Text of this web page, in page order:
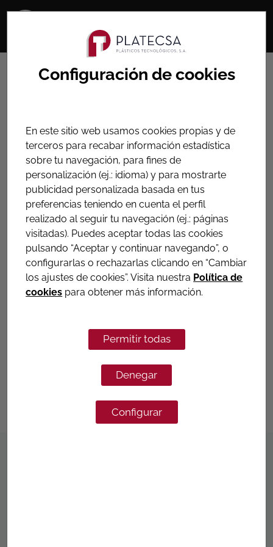
Configuración de cookies
En este sitio web usamos cookies propias y de
terceros para recabar información estadística
sobre tu navegación, para fines de
personalización (ej.: idioma) y para mostrarte
publicidad personalizada basada en tus
preferencias teniendo en cuenta el perfil
realizado al seguir tu navegación (ej.: páginas
visitadas). Puedes aceptar todas las cookies
pulsando “Aceptar y continuar navegando”, o
configurarlas o rechazarlas clicando en “Cambiar
los ajustes de cookies”. Visita nuestra Política de
cookies para obtener más información.
Permitir todas
Denegar
Configurar
PRODUCTOS
ACCESORIOS PARA DERIVACIÓN DE TUBERIAS
Collarín de toma con salida
roscada
Collarín para realizar derivaciones en tuberías de
materiales rígidos o plásticos a una salida roscada
Juntas de tres piezas
Ver datos técnicos
JUNTA TRES PIEZAS, SALIDA
Más informacion